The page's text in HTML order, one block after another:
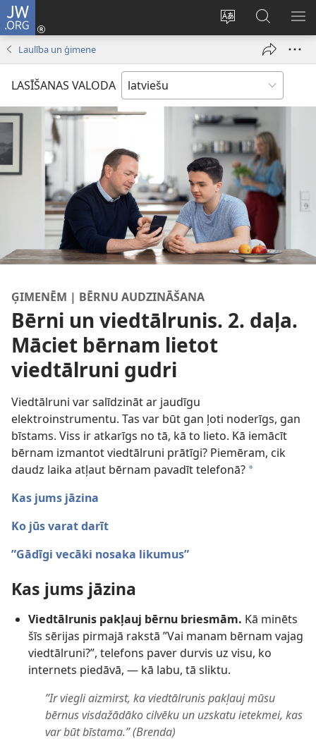
JW.ORG
Mainīt
valodu
Pieteikties
(opens
Meklēt
vietnē
JW.ORG
Laulība un ģimene
LASĪŠANAS VALODA
ĢIMENĒM | BĒRNU AUDZINĀŠANA
Bērni un viedtālrunis. 2. daļa.
Māciet bērnam lietot
viedtālruni gudri
Viedtālruni var salīdzināt ar jaudīgu
elektroinstrumentu. Tas var būt gan ļoti noderīgs, gan
bīstams. Viss ir atkarīgs no tā, kā to lieto. Kā iemācīt
bērnam izmantot viedtālruni prātīgi? Piemēram, cik
daudz laika atļaut bērnam pavadīt telefonā? a
Kas jums jāzina
Ko jūs varat darīt
”Gādīgi vecāki nosaka likumus”
Kas jums jāzina
Viedtālrunis pakļauj bērnu briesmām. Kā minēts
šīs sērijas pirmajā rakstā ”Vai manam bērnam vajag
viedtālruni?”, telefons paver durvis uz visu, ko
internets piedāvā, — kā labu, tā sliktu.
”Ir viegli aizmirst, ka viedtālrunis pakļauj mūsu
bērnus visdažādāko cilvēku un uzskatu ietekmei, kas
var būt bīstama.” (Brenda)